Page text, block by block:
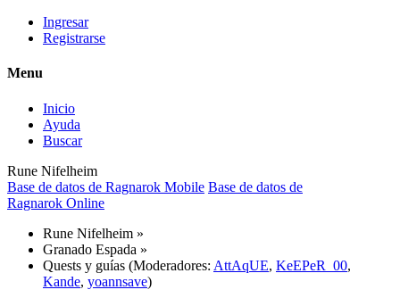
Ingresar
Registrarse
Menu
Inicio
Ayuda
Buscar
Rune Nifelheim
Base de datos de Ragnarok Mobile Base de datos de
Ragnarok Online
Rune Nifelheim »
Granado Espada »
Quests y guías (Moderadores: AttAqUE, KeEPeR_00,
Kande, yoannsave)